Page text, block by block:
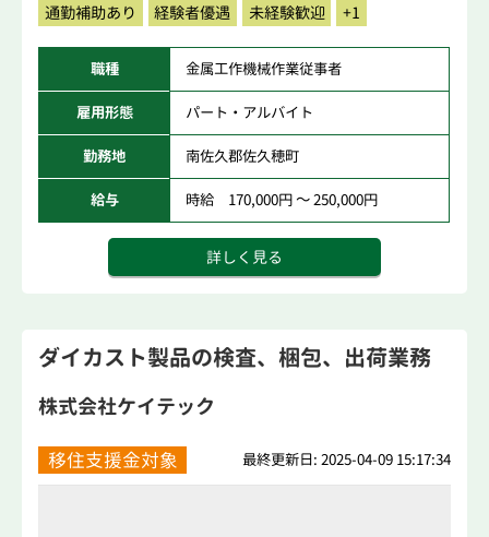
通勤補助あり 経験者優遇 未経験歓迎 +1
職種 金属工作機械作業従事者
雇用形態 パート・アルバイト
勤務地 南佐久郡佐久穂町
給与 時給 170,000円 ～ 250,000円
詳しく見る
ダイカスト製品の検査、梱包、出荷業務
株式会社ケイテック
移住支援金対象 最終更新日: 2025-04-09 15:17:34